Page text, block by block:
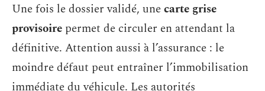
Une fois le dossier validé, unecarte grise
provisoire permet de circuler en attendant la
définitive. Attention aussi à l’assurance : le
moindre défaut peut entraîner l’immobilisation
immédiate du véhicule. Les autorités